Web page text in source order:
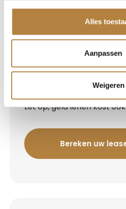
Alles
Aanpassen
Weigeren
Bereken uw
Bereken het leasebedrag
Let op, geld lenen kost
Bereken uw